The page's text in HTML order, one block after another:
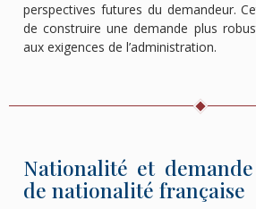
perspectives futures du demandeur.
de construire une demande plus
aux exigences de l’administration.
Nationalité et
de nationalité française